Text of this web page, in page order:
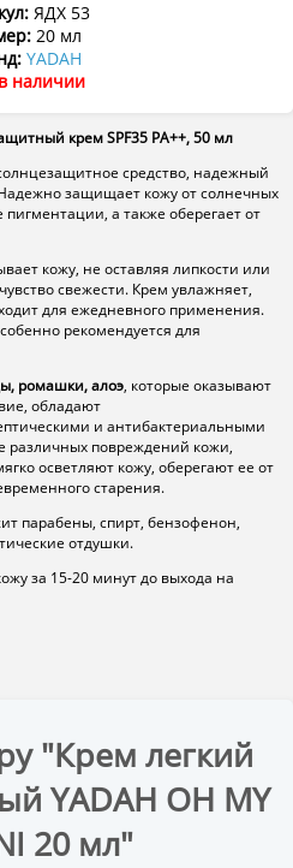
ЯДХ 53
20 мл
YADAH
наличии
крем SPF35 PA++, 50 мл
средство, надежный
защищает кожу от солнечных
а также оберегает от
кожу, не оставляя липкости или
свежести. Крем увлажняет,
для ежедневного применения.
рекомендуется для
ромашки, алоэ, которые оказывают
обладают
и антибактериальными
различных повреждений кожи,
осветляют кожу, оберегают ее от
старения.
парабены, спирт, бензофенон,
отдушки.
за 15-20 минут до выхода на
"Крем легкий
YADAH OH MY
20 мл"